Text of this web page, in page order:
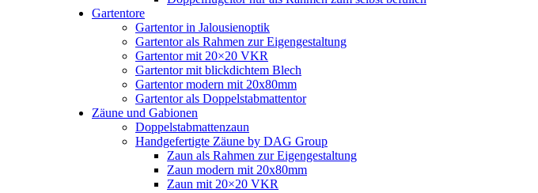
Gartentore
Gartentor in Jalousienoptik
Gartentor als Rahmen zur Eigengestaltung
Gartentor mit 20×20 VKR
Gartentor mit blickdichtem Blech
Gartentor modern mit 20x80mm
Gartentor als Doppelstabmattentor
Zäune und Gabionen
Doppelstabmattenzaun
Handgefertigte Zäune by DAG Group
Zaun als Rahmen zur Eigengestaltung
Zaun modern mit 20x80mm
Zaun mit 20×20 VKR